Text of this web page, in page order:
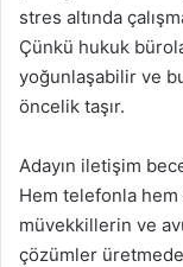
stres altında
Çünkü hukuk
yoğunlaşabilir ve
öncelik taşır.
Adayın iletişim
Hem telefonla
müvekkillerin ve
çözümler